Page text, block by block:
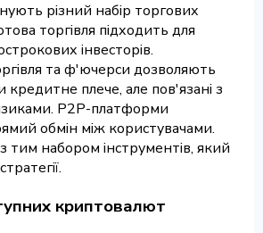
різний набір торгових
торгівля підходить для
інвесторів.
та ф'ючерси дозволяють
кредитне плече, але пов'язані з
P2P-платформи
обмін між користувачами.
тим набором інструментів, який
криптовалют